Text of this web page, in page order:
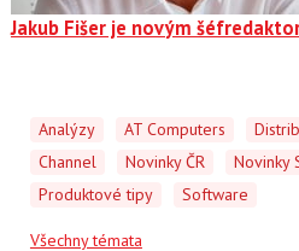
Jakub Fišer je novým
Analýzy AT Computers
Channel
Novinky ČR Novinky
Produktové tipy
Software
Všechny témata